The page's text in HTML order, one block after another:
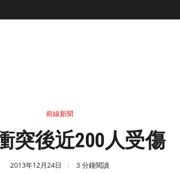
前線新聞
突後近200人受
2013年12月24日 3 分鐘閱讀